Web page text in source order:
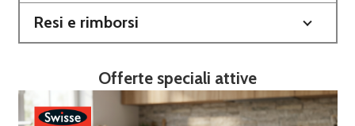
Resi e rimborsi
Offerte speciali attive